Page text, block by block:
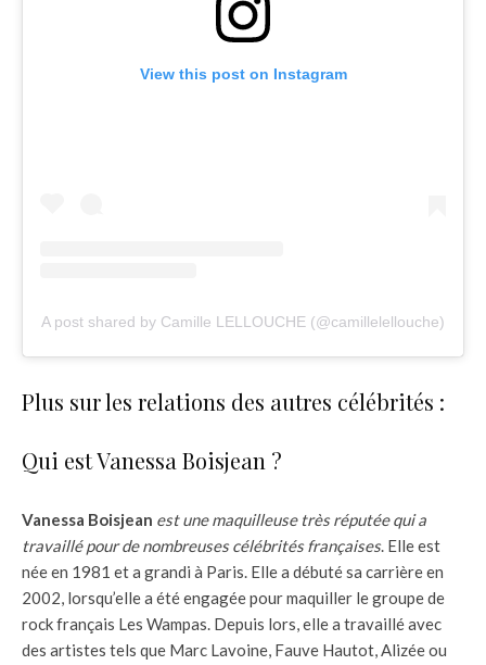
View this post on Instagram
A post shared by Camille LELLOUCHE (@camillelellouche)
Plus sur les relations des autres célébrités :
Qui est Vanessa Boisjean ?
Vanessa Boisjean est une maquilleuse très réputée qui a
travaillé pour de nombreuses célébrités françaises. Elle est
née en 1981 et a grandi à Paris. Elle a débuté sa carrière en
2002, lorsqu’elle a été engagée pour maquiller le groupe de
rock français Les Wampas. Depuis lors, elle a travaillé avec
des artistes tels que Marc Lavoine, Fauve Hautot, Alizée ou